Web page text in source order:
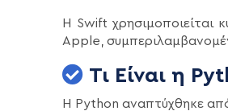
Η Swift χρησιμοποιείται
Apple,
Τι Είναι η
Η Python αναπτύχθηκε